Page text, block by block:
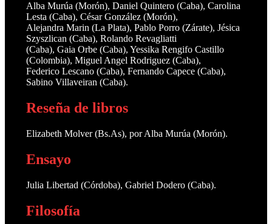
Alba Murúa (Morón), Daniel Quintero (Caba), Carolina
Lesta (Caba), César González (Morón),
Alejandra Marin (La Plata), Pablo Porro (Zárate), Jésica
Szyszlican (Caba), Rolando Revagliatti
(Caba), Gaia Orbe (Caba), Yessika Rengifo Castillo
(Colombia), Miguel Angel Rodriguez (Caba),
Federico Lescano (Caba), Fernando Capece (Caba),
Sabino Villaveiran (Caba).
Reseña de libros
Elizabeth Molver (Bs.As), por Alba Murúa (Morón).
Ensayo
Julia Libertad (Córdoba), Gabriel Dodero (Caba).
Filosofía